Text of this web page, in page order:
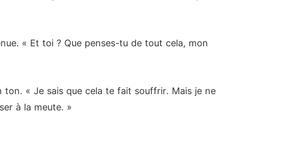
« Et toi ? Que penses-tu de tout cela, mon
« Je sais que cela te fait souffrir. Mais je ne
à la meute. »